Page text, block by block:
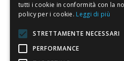
3.820
Recensioni
tutti i cookie in conformità con la
policy per i cookie. Leggi di più
STRETTAMENTE NECESSARI
PERFORMANCE